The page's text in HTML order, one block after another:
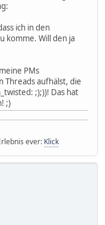
ich in den
komme. Will den ja
PMs
Threads aufhälst, die
;);))! Das hat
;)
ever: Klick